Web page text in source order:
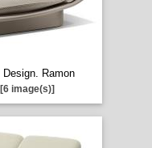
Design. Ramon
[6 image(s)]